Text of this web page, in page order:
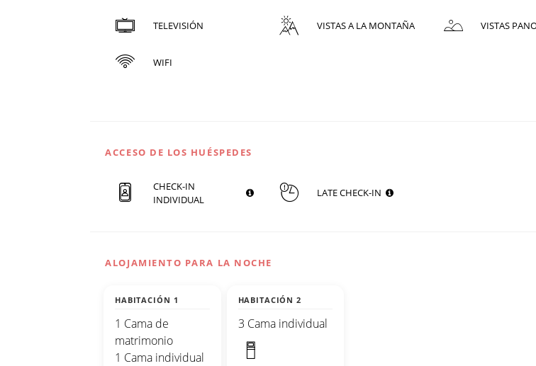
TELEVISIÓN VISTAS A LA MONTAÑA VISTAS
WIFI
ACCESO DE LOS HUÉSPEDES
CHECK-IN
INDIVIDUAL
LATE CHECK-IN
ALOJAMIENTO PARA LA NOCHE
HABITACIÓN 1
1 Cama de
matrimonio
1 Cama individual
HABITACIÓN 2
3 Cama individual